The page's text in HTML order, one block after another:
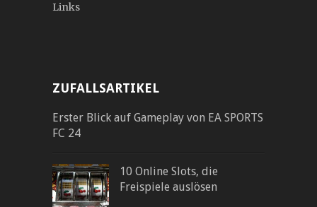
Links
ZUFALLSARTIKEL
Erster Blick auf Gameplay von EA SPORTS
FC 24
10 Online Slots, die
Freispiele auslösen